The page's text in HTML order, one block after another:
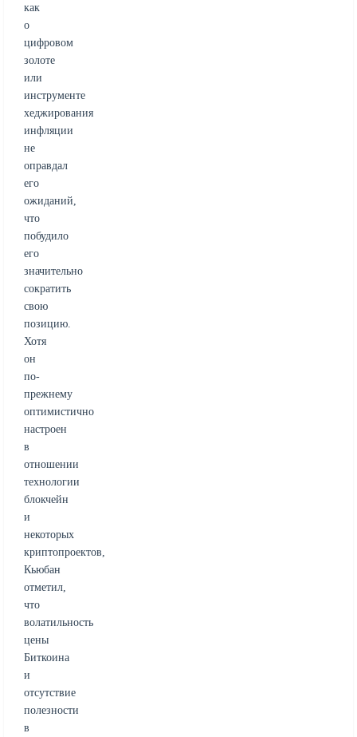
как
о
цифровом
золоте
или
инструменте
хеджирования
инфляции
не
оправдал
его
ожиданий,
что
побудило
его
значительно
сократить
свою
позицию.
Хотя
он
по-
прежнему
оптимистично
настроен
в
отношении
технологии
блокчейн
и
некоторых
криптопроектов,
Кьюбан
отметил,
что
волатильность
цены
Биткоина
и
отсутствие
полезности
в